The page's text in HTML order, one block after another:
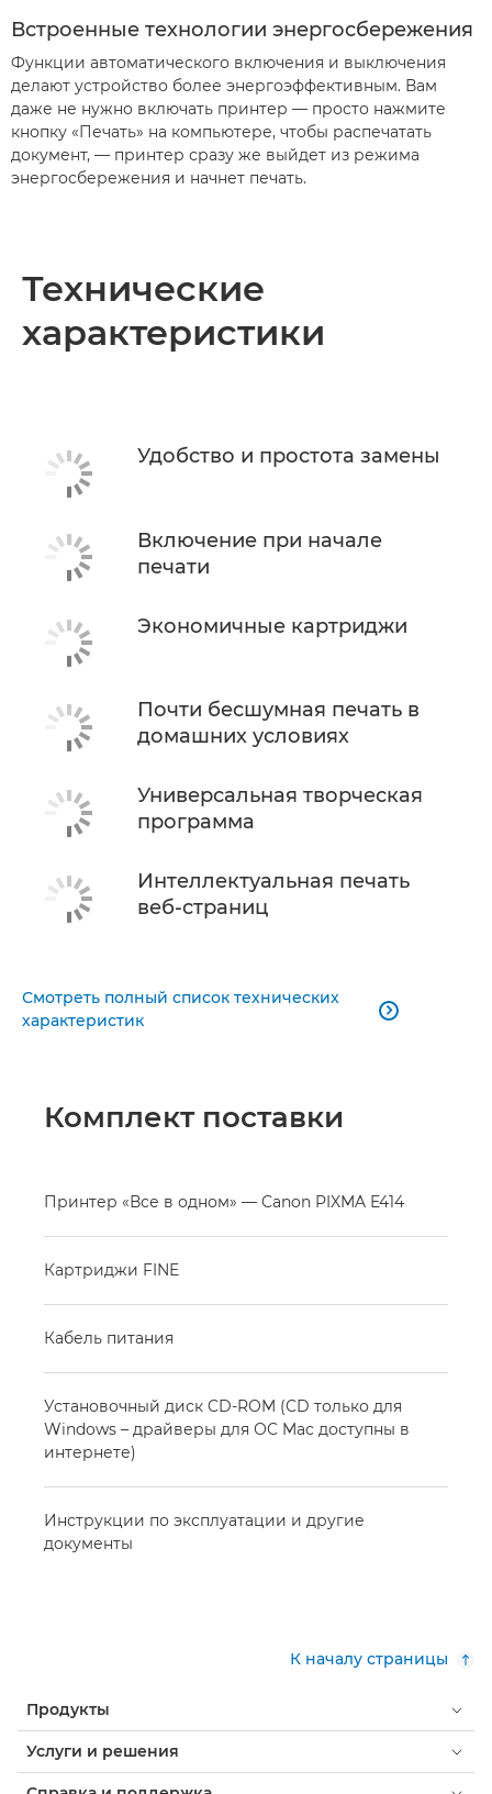
Встроенные технологии энергосбережения
Функции автоматического включения и выключения
делают устройство более энергоэффективным. Вам
даже не нужно включать принтер — просто нажмите
кнопку «Печать» на компьютере, чтобы распечатать
документ, — принтер сразу же выйдет из режима
энергосбережения и начнет печать.
Технические
характеристики
Удобство и простота замены
Включение при начале
печати
Экономичные картриджи
Почти бесшумная печать в
домашних условиях
Универсальная творческая
программа
Интеллектуальная печать
веб-страниц
Смотреть полный список технических
характеристик

Комплект поставки
Принтер «Все в одном» — Canon PIXMA E414
Картриджи FINE
Кабель питания
Установочный диск CD-ROM (CD только для
Windows – драйверы для ОС Mac доступны в
интернете)
Инструкции по эксплуатации и другие
документы
К началу страницы
Продукты
Услуги и решения